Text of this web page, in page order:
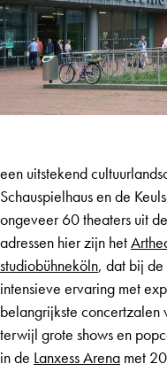
een uitstekend
Schauspielhaus en de
ongeveer 60 theaters uit
adressen hier zijn het
studiobühneköln, dat bij
intensieve ervaring met
belangrijkste concertzalen
terwijl grote shows en
in de Lanxess Arena met